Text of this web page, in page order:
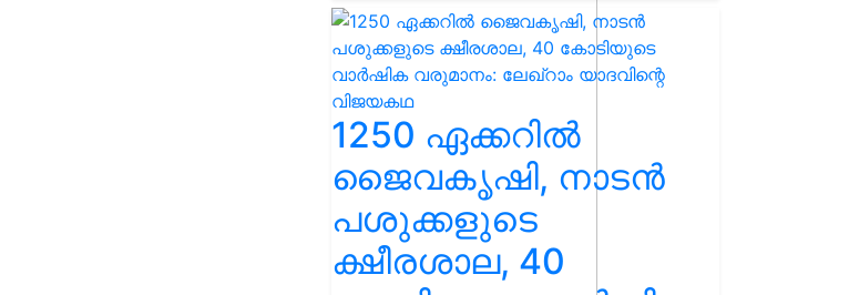
1250 ഏക്കറിൽ
ജൈവകൃഷി, നാടൻ
പശുക്കളുടെ
ക്ഷീരശാല, 40